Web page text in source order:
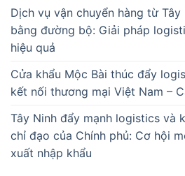
Dịch vụ vận chuyển hàng từ
bằng đường bộ: Giải pháp
hiệu quả
Cửa khẩu Mộc Bài thúc đẩy
kết nối thương mại Việt Nam –
Tây Ninh đẩy mạnh logistics và
chỉ đạo của Chính phủ: Cơ hội
xuất nhập khẩu